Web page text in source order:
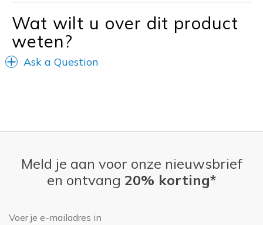
Wat wilt u over dit product
weten?
Ask a Question
Meld je aan voor onze nieuwsbrief
en ontvang 20% korting*
E-mailadres